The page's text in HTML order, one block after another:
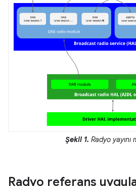
Şekil 1. Radyo yayını
Radyo referans